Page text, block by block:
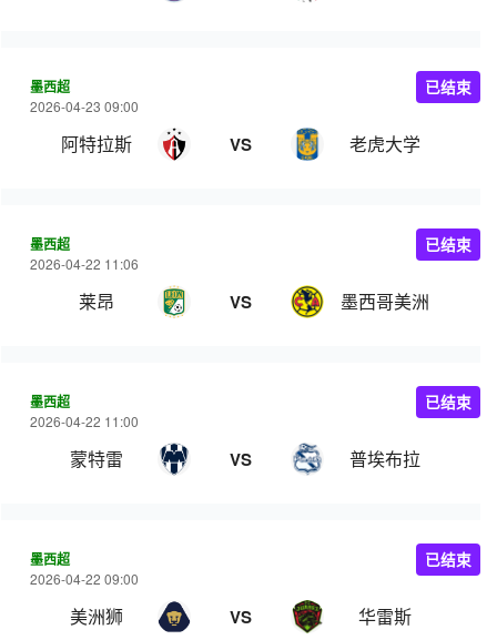
墨西超
2026-04-23 09:00
阿特拉斯 VS 老虎大学
已结束
墨西超
2026-04-22 11:06
莱昂 VS 墨西哥美洲
已结束
墨西超
2026-04-22 11:00
蒙特雷 VS 普埃布拉
已结束
墨西超
2026-04-22 09:00
美洲狮 VS 华雷斯
已结束